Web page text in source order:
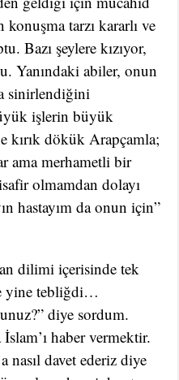
tarzı kararlı ve
Bazı şeylere kızıyor,
Yanındaki abiler, onun
sinirlendiğini
işlerin büyük
kırık dökük Arapçamla;
ama merhametli bir
olmamdan dolayı
hastayım da onun için”
dilimi içerisinde tek
yine tebliğdi…
diye sordum.
haber vermektir.
nasıl davet ederiz diye